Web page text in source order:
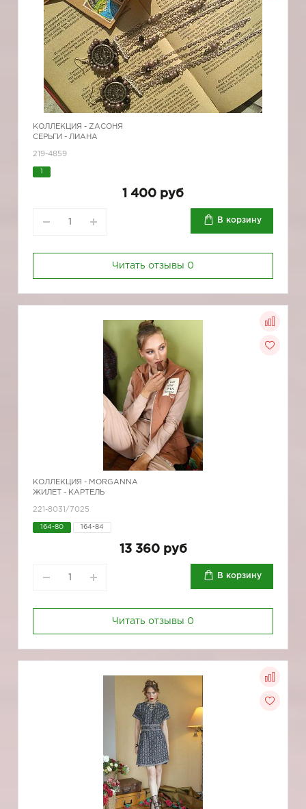
КОЛЛЕКЦИЯ - ZAСОНЯ
СЕРЬГИ - ЛИАНА
219-4859
1 400 руб
В корзину
Читать отзывы 0
КОЛЛЕКЦИЯ - MORGANNA
ЖИЛЕТ - КАРТЕЛЬ
221-8031/7025
164-80 164-84
13 360 руб
В корзину
Читать отзывы 0